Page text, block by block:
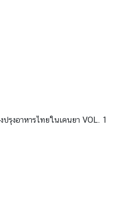
งอาหารไทยในเคนยา VOL. 1